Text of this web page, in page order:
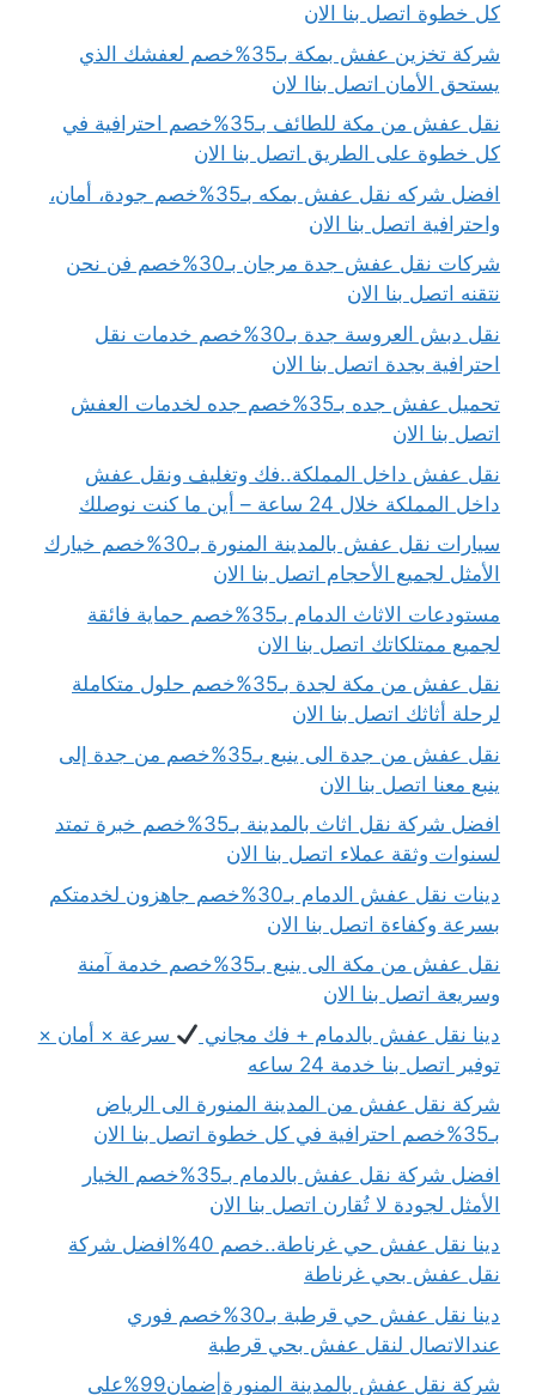
كل خطوة اتصل بنا الان
شركة تخزين عفش بمكة بـ35%خصم لعفشك الذي
يستحق الأمان اتصل بناا لان
نقل عفش من مكة للطائف بـ35%خصم احترافية في
كل خطوة على الطريق اتصل بنا الان
افضل شركه نقل عفش بمكه بـ35%خصم جودة، أمان،
واحترافية اتصل بنا الان
شركات نقل عفش جدة مرجان بـ30%خصم فن نحن
نتقنه اتصل بنا الان
نقل دبش العروسة جدة بـ30%خصم خدمات نقل
احترافية بجدة اتصل بنا الان
تحميل عفش جده بـ35%خصم جده لخدمات العفش
اتصل بنا الان
نقل عفش داخل المملكة..فك وتغليف ونقل عفش
داخل المملكة خلال 24 ساعة – أين ما كنت نوصلك
سيارات نقل عفش بالمدينة المنورة بـ30%خصم خيارك
الأمثل لجميع الأحجام اتصل بنا الان
مستودعات الاثاث الدمام بـ35%خصم حماية فائقة
لجميع ممتلكاتك اتصل بنا الان
نقل عفش من مكة لجدة بـ35%خصم حلول متكاملة
لرحلة أثاثك اتصل بنا الان
نقل عفش من جدة الى ينبع بـ35%خصم من جدة إلى
ينبع معنا اتصل بنا الان
افضل شركة نقل اثاث بالمدينة بـ35%خصم خبرة تمتد
لسنوات وثقة عملاء اتصل بنا الان
دينات نقل عفش الدمام بـ30%خصم جاهزون لخدمتكم
بسرعة وكفاءة اتصل بنا الان
نقل عفش من مكة الى ينبع بـ35%خصم خدمة آمنة
وسريعة اتصل بنا الان
دينا نقل عفش بالدمام + فك مجاني
سرعة × أمان ×
توفير اتصل بنا خدمة 24 ساعه
شركة نقل عفش من المدينة المنورة الى الرياض
بـ35%خصم احترافية في كل خطوة اتصل بنا الان
افضل شركة نقل عفش بالدمام بـ35%خصم الخيار
الأمثل لجودة لا تُقارن اتصل بنا الان
دينا نقل عفش حي غرناطة..خصم 40%افضل شركة
نقل عفش بحي غرناطة
دينا نقل عفش حي قرطبة بـ30%خصم فوري
عندالاتصال لنقل عفش بحي قرطبة
شركة نقل عفش بالمدينة المنورة|ضمان99%على